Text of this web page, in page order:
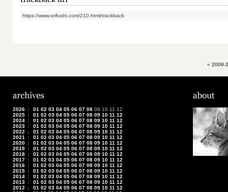
https://www.orifushi.com/210.html/trackback
«
2026 : 01 02 03 04 05 06 07 08 09 10 11 12
2025 : 01 02 03 04 05 06 07 08 09 10 11 12
2024 : 01 02 03 04 05 06 07 08 09 10 11 12
2023 : 01 02 03 04 05 06 07 08 09 10 11 12
2022
: 01 02 03 04 05 06 07 08 09 10 11 12
2021
: 01 02 03 04 05 06 07 08 09 10 11 12
2020 : 01 02 03 04 05 06 07 08 09 10 11 12
2019 : 01 02 03 04 05 06 07 08 09 10 11 12
2018 : 01 02 03 04 05 06 07 08 09 10 11 12
2017 : 01 02 03 04 05 06 07 08 09 10 11 12
2016 : 01 02 03 04 05 06 07 08 09 10 11 12
2015 : 01 02 03 04 05 06 07 08 09 10 11 12
2014 : 01 02 03 04 05 06 07 08 09 10 11 12
2013 : 01 02 03 04 05 06 07 08 09 10 11 12
2012
: 01 02 03 04 05 06 07 08 09 10 11 12